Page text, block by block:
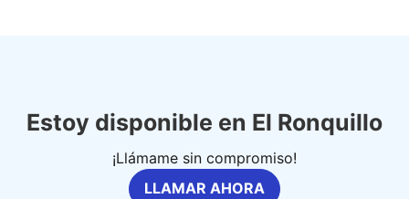
Estoy disponible en El Ronquillo
¡Llámame sin compromiso!
LLAMAR AHORA